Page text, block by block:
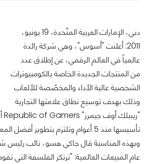
دبي، الإمارات العربية المتّحدة، 19 يونيو،
2011: أعلنت "أسوس"، وهي شركة رائدة
عالمياً في العالم الرقمي، عن إطلاق عدد
من المنتجات الجديدة الخاصة بالكومبيوترات
الشخصية عالية الأداء والمخصّصة للألعاب
وذلك بهدف توسيع نطاق علامتها التجارية
تأسيسها منذ 5 أعوام وتلتزم بتطوير أفضل المعدّات عالية الأداء.
وبهذه المناسبة قال جاكي هسو، نائب رئيس